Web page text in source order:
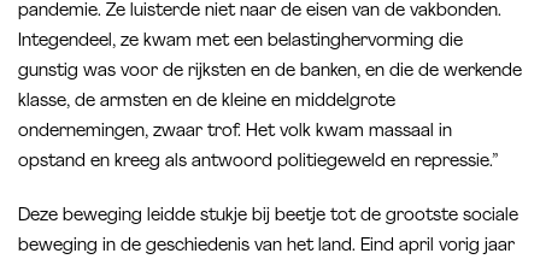
pandemie. Ze luisterde niet naar de eisen van de vakbonden.
Integendeel, ze kwam met een belastinghervorming die
gunstig was voor de rijksten en de banken, en die de werkende
klasse, de armsten en de kleine en middelgrote
ondernemingen, zwaar trof. Het volk kwam massaal in
opstand en kreeg als antwoord politiegeweld en repressie.”
Deze beweging leidde stukje bij beetje tot de grootste sociale
beweging in de geschiedenis van het land. Eind april vorig jaar